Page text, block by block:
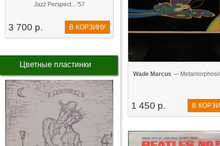
Jazz Perspect... '57
3 700 р. В КОРЗИНУ
Цветные пластинки
Wade Marcus —
1 450 р. В